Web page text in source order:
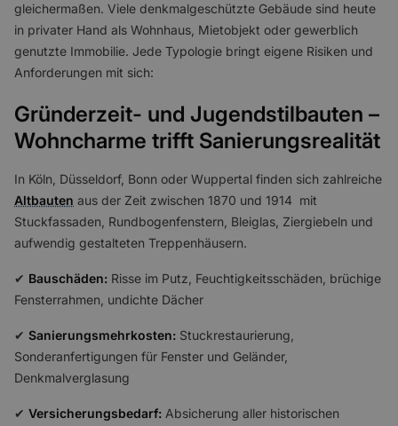
gleichermaßen. Viele denkmalgeschützte Gebäude sind heute
in privater Hand als Wohnhaus, Mietobjekt oder gewerblich
genutzte Immobilie. Jede Typologie bringt eigene Risiken und
Anforderungen mit sich:
Gründerzeit- und Jugendstilbauten –
Wohncharme trifft Sanierungsrealität
In Köln, Düsseldorf, Bonn oder Wuppertal finden sich zahlreiche
Altbauten aus der Zeit zwischen 1870 und 1914 mit
Stuckfassaden, Rundbogenfenstern, Bleiglas, Ziergiebeln und
aufwendig gestalteten Treppenhäusern.
✔ Bauschäden: Risse im Putz, Feuchtigkeitsschäden, brüchige
Fensterrahmen, undichte Dächer
✔ Sanierungsmehrkosten: Stuckrestaurierung,
Sonderanfertigungen für Fenster und Geländer,
Denkmalverglasung
✔ Versicherungsbedarf: Absicherung aller historischen